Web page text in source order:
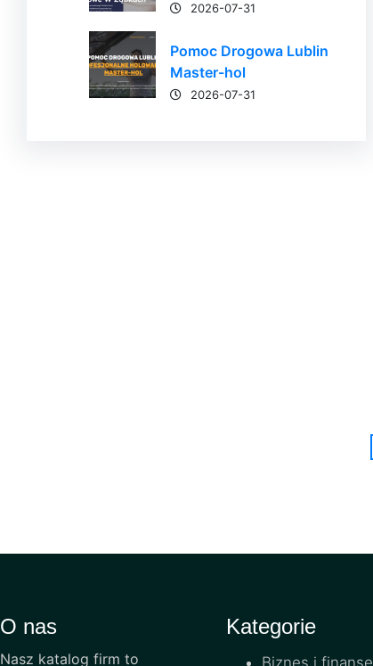
2026-07-31
Pomoc Drogowa Lublin
Master-hol
2026-07-31
O nas
Nasz katalog firm to
Kategorie
Biznes i finanse